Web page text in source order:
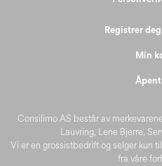
Consilimo AS består av
Lauvring, Lene Bjerre,
Vi er en grossistbedrift og selger kun
fra våre
Registrer
Min